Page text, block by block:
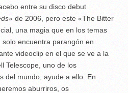
entre su disco debut
de 2006, pero este «The Bitter
una magia que en los temas
encuentra parangón en
videoclip en el que se ve a la
Telescope, uno de los
del mundo, ayude a ello. En
aburriros, os